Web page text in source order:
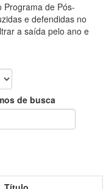
Programa de Pós-
e defendidas no
a saída pelo ano e
de busca